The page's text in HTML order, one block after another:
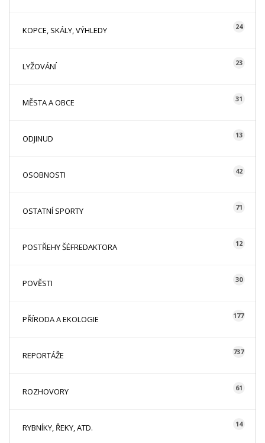
KOPCE, SKÁLY, VÝHLEDY 24
LYŽOVÁNÍ 23
MĚSTA A OBCE 31
ODJINUD 13
OSOBNOSTI 42
OSTATNÍ SPORTY 71
POSTŘEHY ŠÉFREDAKTORA 12
POVĚSTI 30
PŘÍRODA A EKOLOGIE 177
REPORTÁŽE 737
ROZHOVORY 61
RYBNÍKY, ŘEKY, ATD. 14